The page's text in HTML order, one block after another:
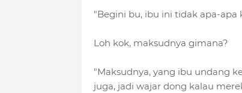
"Begini bu, ibu ini tidak apa-apa
Loh kok, maksudnya gimana?
"Maksudnya, yang ibu undang
juga, jadi wajar dong kalau